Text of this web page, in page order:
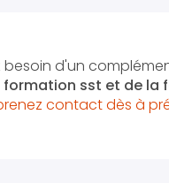
besoin d'un
sst et de la
contact dès à